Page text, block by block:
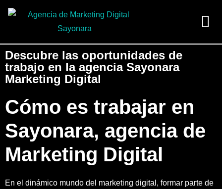
Descubre las oportunidades de
trabajo en la agencia Sayonara
Marketing Digital
Cómo es trabajar en
Sayonara, agencia de
Marketing Digital
En el dinámico mundo del marketing digital, formar parte de